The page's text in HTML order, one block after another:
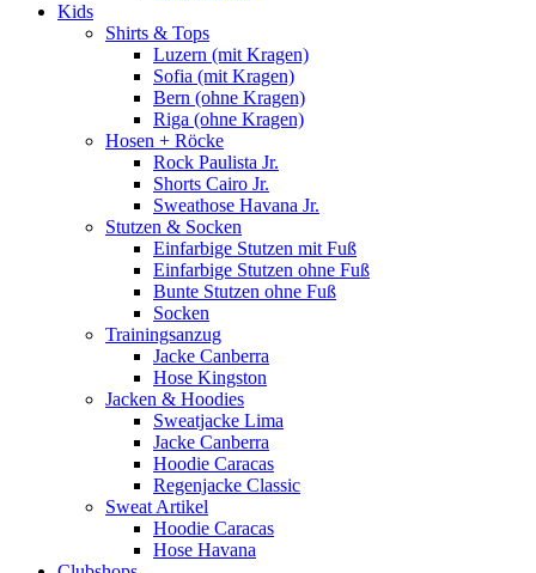
Kids
Shirts & Tops
Luzern (mit Kragen)
Sofia (mit Kragen)
Bern (ohne Kragen)
Riga (ohne Kragen)
Hosen + Röcke
Rock Paulista Jr.
Shorts Cairo Jr.
Sweathose Havana Jr.
Stutzen & Socken
Einfarbige Stutzen mit Fuß
Einfarbige Stutzen ohne Fuß
Bunte Stutzen ohne Fuß
Socken
Trainingsanzug
Jacke Canberra
Hose Kingston
Jacken & Hoodies
Sweatjacke Lima
Jacke Canberra
Hoodie Caracas
Regenjacke Classic
Sweat Artikel
Hoodie Caracas
Hose Havana